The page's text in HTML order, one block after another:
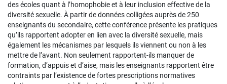
des écoles quant à l’homophobie et à leur inclusion effective de la
diversité sexuelle. À partir de données colligées auprès de 250
enseignants du secondaire, cette conférence présente les pratiques
qu’ils rapportent adopter en lien avec la diversité sexuelle, mais
également les mécanismes par lesquels ils viennent ou non à les
mettre de l’avant. Non seulement rapportent-ils manquer de
formation, d’appuis et d’aise, mais les enseignants rapportent être
contraints par l’existence de fortes prescriptions normatives